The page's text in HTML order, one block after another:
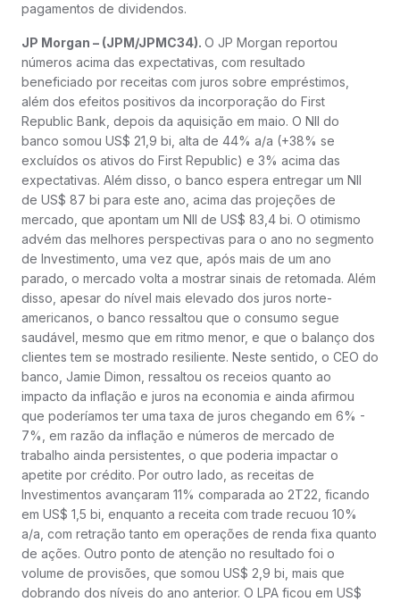
pagamentos de dividendos.
JP Morgan – (JPM/JPMC34). O JP Morgan reportou
números acima das expectativas, com resultado
beneficiado por receitas com juros sobre empréstimos,
além dos efeitos positivos da incorporação do First
Republic Bank, depois da aquisição em maio. O NII do
banco somou US$ 21,9 bi, alta de 44% a/a (+38% se
excluídos os ativos do First Republic) e 3% acima das
expectativas. Além disso, o banco espera entregar um NII
de US$ 87 bi para este ano, acima das projeções de
mercado, que apontam um NII de US$ 83,4 bi. O otimismo
advém das melhores perspectivas para o ano no segmento
de Investimento, uma vez que, após mais de um ano
parado, o mercado volta a mostrar sinais de retomada. Além
disso, apesar do nível mais elevado dos juros norte-
americanos, o banco ressaltou que o consumo segue
saudável, mesmo que em ritmo menor, e que o balanço dos
clientes tem se mostrado resiliente. Neste sentido, o CEO do
banco, Jamie Dimon, ressaltou os receios quanto ao
impacto da inflação e juros na economia e ainda afirmou
que poderíamos ter uma taxa de juros chegando em 6% -
7%, em razão da inflação e números de mercado de
trabalho ainda persistentes, o que poderia impactar o
apetite por crédito. Por outro lado, as receitas de
Investimentos avançaram 11% comparada ao 2T22, ficando
em US$ 1,5 bi, enquanto a receita com trade recuou 10%
a/a, com retração tanto em operações de renda fixa quanto
de ações. Outro ponto de atenção no resultado foi o
volume de provisões, que somou US$ 2,9 bi, mais que
dobrando dos níveis do ano anterior. O LPA ficou em US$